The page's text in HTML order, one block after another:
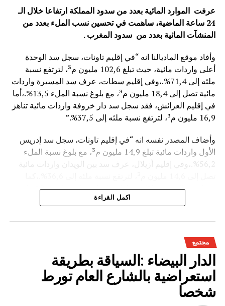
عرفت الموارد المائية بعدد من سدود المملكة ارتفاعا خلال الـ
24 ساعة الماضية، ساهمت في تحسين نسب الملء بعدد من
المنشآت المائية بعدد من سدود المغرب .
وأفاد موقع الماديالنا انه “في إقليم تاونات، سجل سد الوحدة
أعلى واردات مائية، حيث تبلغ 102,6 مليون م³، لترتفع نسبة
ملئه إلى 71,4%.،وفي إقليم سطات، عرف سد المسيرة واردات
مائية تصل إلى 18,4 مليون م³، مع بلوغ نسبة الملء 13,5%.،أما
في إقليم العرائش، فقد سجل سد دار خروفة واردات مائية تناهز
16,9 مليون م³، لترتفع نسبة ملئه إلى 37,5%.”
وأضاف المصدر نفسه انه “في إقليم تاونات، سجل سد إدريس
الأول واردات مائية تبلغ 14,9 مليون م³، مع بلوغ نسبة الملء
56,2%.،وفي إقليم أزيلال، عرف سد بين الويدان واردات مائية
وتعكس هذه المعطيات الأثر الإيجابي على الثروة المائية
الوطنية،والفرشة المئية عموما ووقعها الايجابي على الفلاحة بعد
سنوات الجفاف .
اكمل القراءة
مجتمع
الدار البيضاء :السياقة بطريقة
استعراضية بالشارع العام تورط
شخصا